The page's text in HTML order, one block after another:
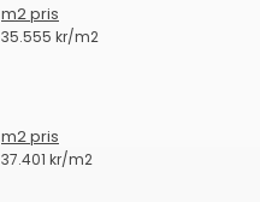
m2 pris
35.555 kr/m2
m2 pris
37.401 kr/m2